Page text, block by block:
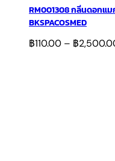
RM001308 กลิ่นดอกแม
BKSPACOSMED
฿110.00 – ฿